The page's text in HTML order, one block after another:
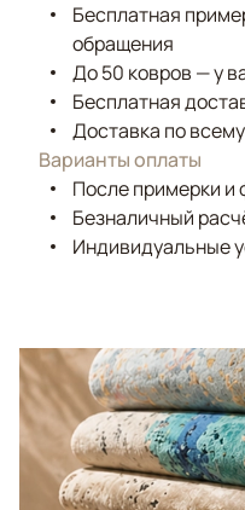
Бесплатная
обращения
До 50 ковров — у
Бесплатная
Доставка по
Варианты оплаты
После примерки и
Безналичный
Индивидуальные